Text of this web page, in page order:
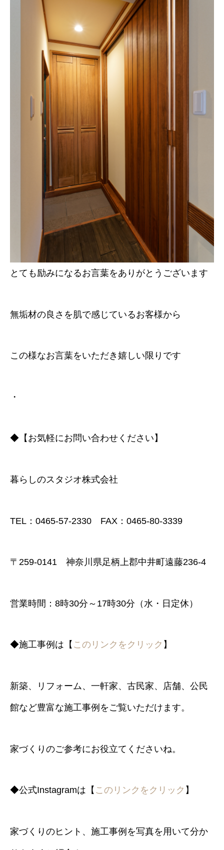
とても励みになるお言葉をありがとうございます
無垢材の良さを肌で感じているお客様から
この様なお言葉をいただき嬉しい限りです
・
◆【お気軽にお問い合わせください】
暮らしのスタジオ株式会社
TEL：0465-57-2330 FAX：0465-80-3339
〒259-0141 神奈川県足柄上郡中井町遠藤236-4
営業時間：8時30分～17時30分（水・日定休）
◆施工事例は【 このリンクをクリック 】
新築、リフォーム、一軒家、古民家、店舗、公民
館など豊富な施工事例をご覧いただけます。
家づくりのご参考にお役立てくださいね。
◆公式Instagramは【 このリンクをクリック 】
家づくりのヒント、施工事例を写真を用いて分か